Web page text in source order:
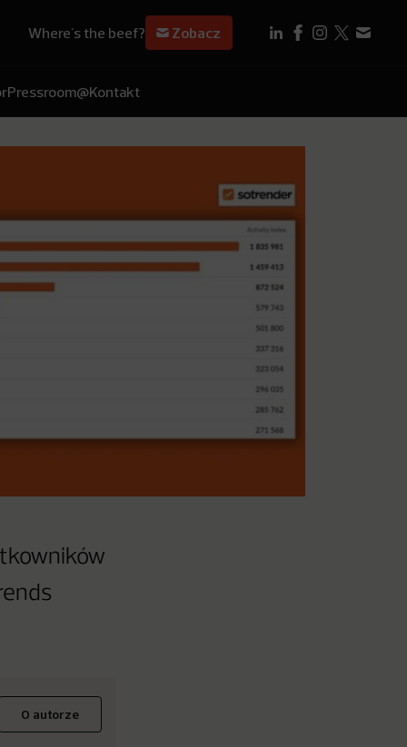
Where's the beef? Zobacz
Pressroom@Kontakt
O autorze